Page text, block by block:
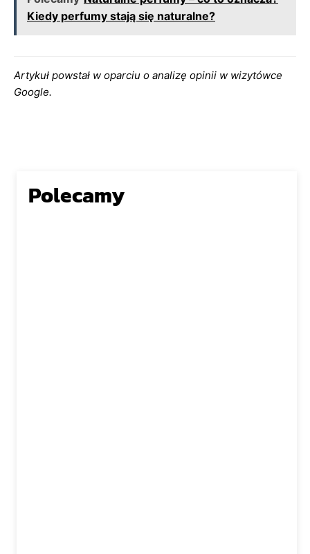
Kiedy perfumy stają się naturalne?
Artykuł powstał w oparciu o analizę opinii w wizytówce
Google.
Polecamy